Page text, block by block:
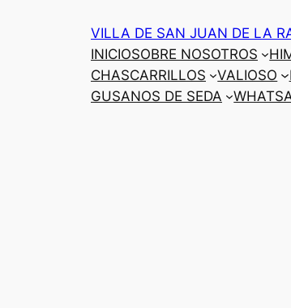
VILLA DE SAN JUAN DE LA
INICIOSOBRE NOSOTROS
CHASCARRILLOS
VALIOSO
GUSANOS DE SEDA